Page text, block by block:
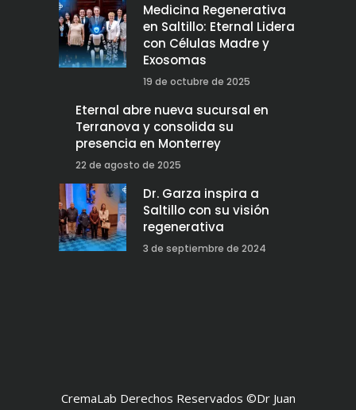
Medicina Regenerativa
en Saltillo: Eternal Lidera
con Células Madre y
Exosomas
19 de octubre de 2025
Eternal abre nueva sucursal en
Terranova y consolida su
presencia en Monterrey
22 de agosto de 2025
Dr. Garza inspira a
Saltillo con su visión
regenerativa
3 de septiembre de 2024
CremaLab Derechos Reservados ©Dr Juan